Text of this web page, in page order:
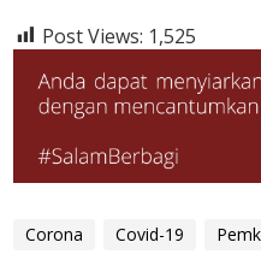
Post Views: 1,525
Corona Covid-19